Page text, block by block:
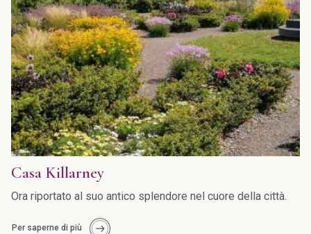
Casa Killarney
Ora riportato al suo antico splendore nel cuore della città.
Per saperne di più